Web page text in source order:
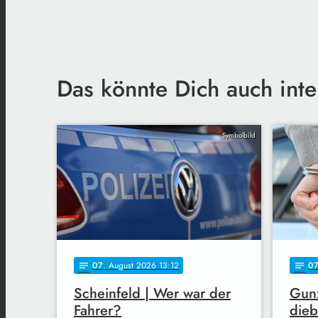
Das könnte Dich auch
Symbolbild
notes 07. August 2026 13:12
Scheinfeld | Wer war der
Fahrer?
notes 07